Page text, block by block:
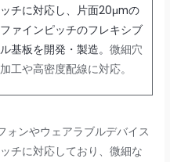
ッチに対応し、片面20μmの
ファインピッチのフレキシブ
ル基板を開発・製造。 微細穴
加工や高密度配線に対応。
ンやウェアラブルデバイス
チに対応しており、微細な